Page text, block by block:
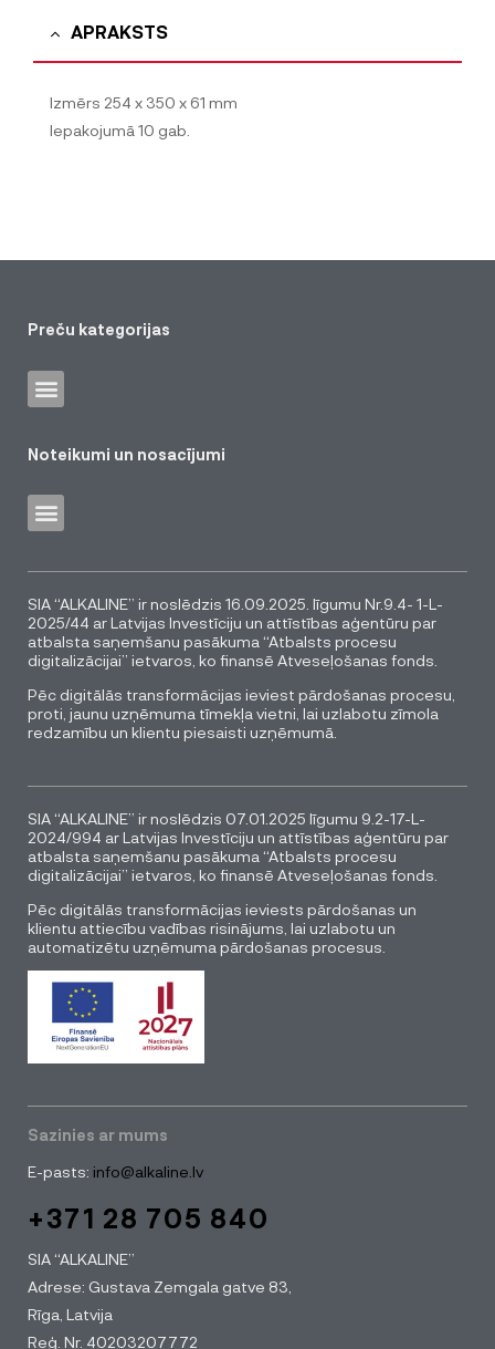
APRAKSTS
Izmērs 254 x 350 x 61 mm
Iepakojumā 10 gab.
Preču kategorijas
Noteikumi un nosacījumi
SIA “ALKALINE” ir noslēdzis 16.09.2025. līgumu Nr.9.4- 1-L-
2025/44 ar Latvijas Investīciju un attīstības aģentūru par
atbalsta saņemšanu pasākuma “Atbalsts procesu
digitalizācijai” ietvaros, ko finansē Atveseļošanas fonds.
Pēc digitālās transformācijas ieviest pārdošanas procesu,
proti, jaunu uzņēmuma tīmekļa vietni, lai uzlabotu zīmola
redzamību un klientu piesaisti uzņēmumā.
SIA “ALKALINE” ir noslēdzis 07.01.2025 līgumu 9.2-17-L-
2024/994 ar Latvijas Investīciju un attīstības aģentūru par
atbalsta saņemšanu pasākuma “Atbalsts procesu
digitalizācijai” ietvaros, ko finansē Atveseļošanas fonds.
Pēc digitālās transformācijas ieviests pārdošanas un
klientu attiecību vadības risinājums, lai uzlabotu un
automatizētu uzņēmuma pārdošanas procesus.
Sazinies ar mums
E-pasts: info@alkaline.lv
+371 28 705 840
SIA “ALKALINE”
Adrese: Gustava Zemgala gatve 83,
Rīga, Latvija
Reģ. Nr. 40203207772